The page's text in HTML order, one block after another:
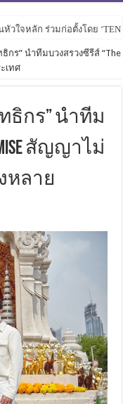
วใจหลัก ร่วมก่อตั้งโดย
กร” นำทีมบวงสรวงซีรีส์ “The
เทศ
ธิกร” นำทีม
สัญญาไม่
หลาย